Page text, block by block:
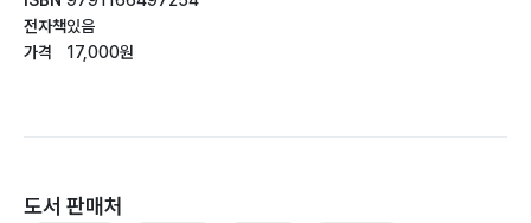
전자책
가격
있음
17,000원
도서 판매처